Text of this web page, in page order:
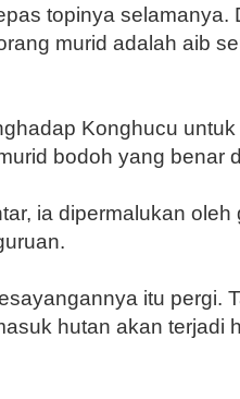
topinya selamanya.
murid adalah aib
Konghucu
bodoh yang benar
ia dipermalukan oleh
itu pergi.
hutan akan terjadi